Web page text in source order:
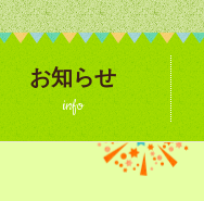
お知らせ
info